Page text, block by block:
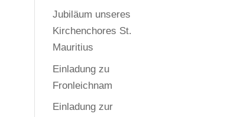
Jubiläum unseres
Kirchenchores St.
Mauritius
Einladung zu
Fronleichnam
Einladung zur